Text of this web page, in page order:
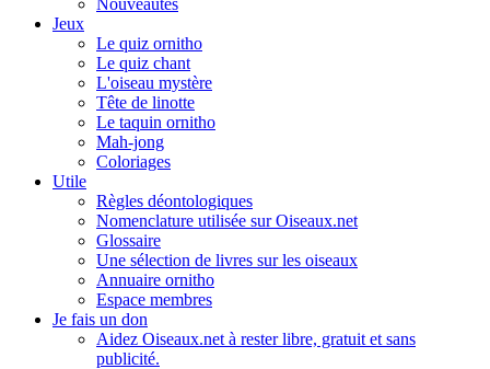
Nouveautés
Jeux
Le quiz ornitho
Le quiz chant
L'oiseau mystère
Tête de linotte
Le taquin ornitho
Mah-jong
Coloriages
Utile
Règles déontologiques
Nomenclature utilisée sur Oiseaux.net
Glossaire
Une sélection de livres sur les oiseaux
Annuaire ornitho
Espace membres
Je fais un don
Aidez Oiseaux.net à rester libre, gratuit et sans
publicité.